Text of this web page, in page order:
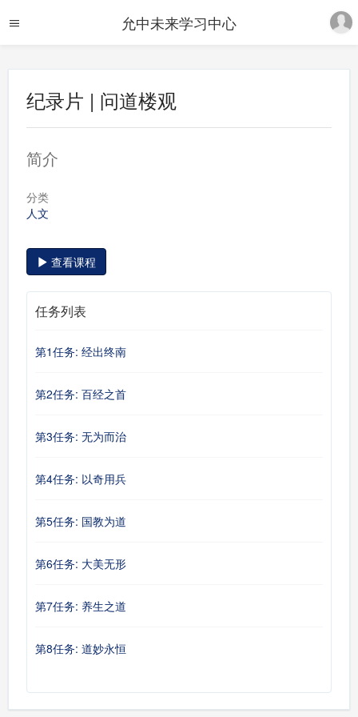
允中未来学习中心
纪录片 | 问道楼观
简介
分类
人文
查看课程
任务列表
第1任务: 经出终南
第2任务: 百经之首
第3任务: 无为而治
第4任务: 以奇用兵
第5任务: 国教为道
第6任务: 大美无形
第7任务: 养生之道
第8任务: 道妙永恒